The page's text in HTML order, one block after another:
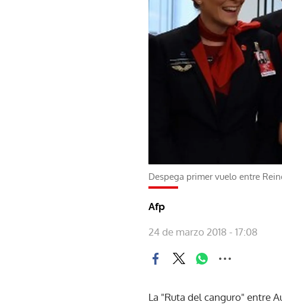
Despega primer vuelo entre
Afp
24 de marzo 2018 - 17:08
La "Ruta del canguro" entre